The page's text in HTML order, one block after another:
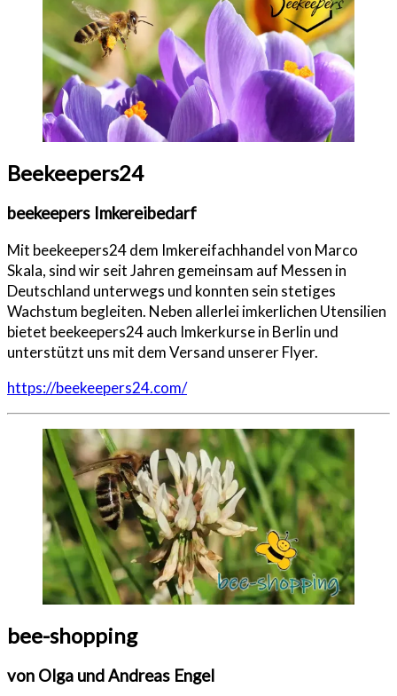
Beekeepers24
beekeepers Imkereibedarf
Mit beekeepers24 dem Imkereifachhandel von Marco
Skala, sind wir seit Jahren gemeinsam auf Messen in
Deutschland unterwegs und konnten sein stetiges
Wachstum begleiten. Neben allerlei imkerlichen Utensilien
bietet beekeepers24 auch Imkerkurse in Berlin und
unterstützt uns mit dem Versand unserer Flyer.
https://beekeepers24.com/
bee-shopping
von Olga und Andreas Engel